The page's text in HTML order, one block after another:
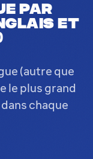
par
et
(autre que
le plus grand
chaque